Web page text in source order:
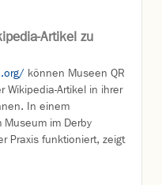
Artikel zu
können Museen QR
Wikipedia-Artikel in ihrer
In einem
Museum im Derby
Praxis funktioniert, zeigt